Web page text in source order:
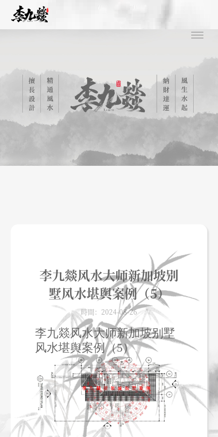
李九燚风水大师新加坡别
墅风水堪舆案例（5）
時間：2024-08-26
李九燚风水大师新加坡别墅
风水堪舆案例（5）